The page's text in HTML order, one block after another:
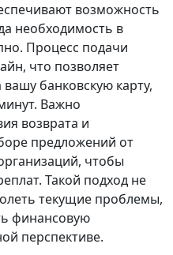
возможность
необходимость в
Процесс подачи
что позволяет
банковскую карту,
Важно
возврата и
предложений от
чтобы
Такой подход не
текущие проблемы,
финансовую
перспективе.